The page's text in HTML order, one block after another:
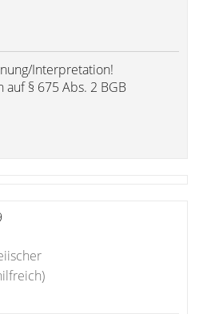
Interpretation!
§ 675 Abs. 2 BGB